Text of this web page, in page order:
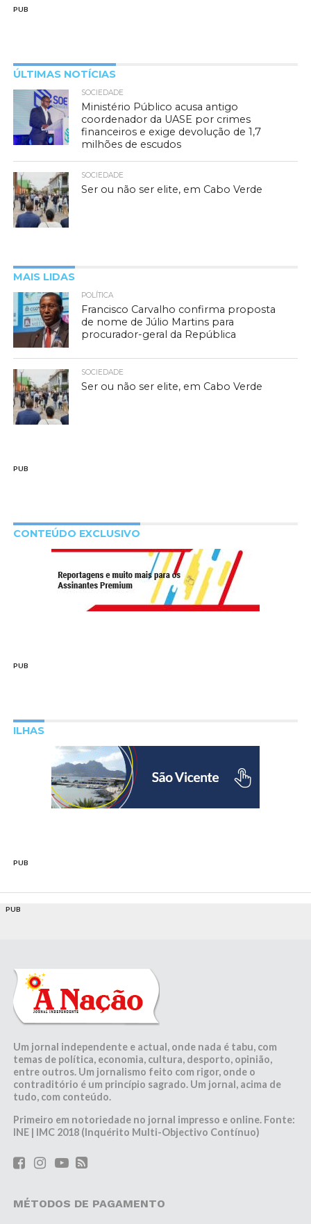
PUB
ÚLTIMAS NOTÍCIAS
SOCIEDADE
Ministério Público acusa antigo
coordenador da UASE por crimes
financeiros e exige devolução de 1,7
milhões de escudos
SOCIEDADE
Ser ou não ser elite, em Cabo Verde
MAIS LIDAS
POLÍTICA
Francisco Carvalho confirma proposta
de nome de Júlio Martins para
procurador-geral da República
SOCIEDADE
Ser ou não ser elite, em Cabo Verde
PUB
CONTEÚDO EXCLUSIVO
PUB
ILHAS
PUB
PUB
Um jornal independente e actual, onde nada é tabu, com
temas de política, economia, cultura, desporto, opinião,
entre outros. Um jornalismo feito com rigor, onde o
contraditório é um princípio sagrado. Um jornal, acima de
tudo, com conteúdo.
Primeiro em notoriedade no jornal impresso e online. Fonte:
INE | IMC 2018 (Inquérito Multi-Objectivo Contínuo)
MÉTODOS DE PAGAMENTO